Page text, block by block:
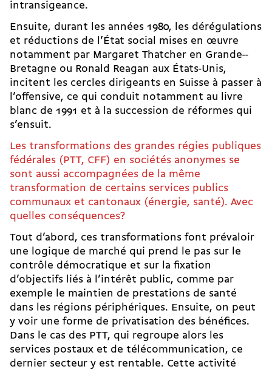
intransigeance.
Ensuite, durant les années 1980, les dérégulations
et réductions de l’État social mises en œuvre
notamment par Margaret Thatcher en Grande-­
Bretagne ou Ronald Reagan aux États-­Unis,
incitent les cercles dirigeants en Suisse à passer à
l’offensive, ce qui conduit notamment au livre
blanc de 1991 et à la succession de réformes qui
s’ensuit.
Les transformations des grandes régies publiques
fédérales (PTT, CFF) en sociétés anonymes se
sont aussi accompagnées de la même
transformation de certains services publics
communaux et cantonaux (énergie, santé). Avec
quelles conséquences?
Tout d’abord, ces transformations font prévaloir
une logique de marché qui prend le pas sur le
contrôle démocratique et sur la fixation
d’objectifs liés à l’intérêt public, comme par
exemple le maintien de prestations de santé
dans les régions périphériques. Ensuite, on peut
y voir une forme de privatisation des bénéfices.
Dans le cas des PTT, qui regroupe alors les
services postaux et de télécommunication, ce
dernier secteur y est rentable. Cette activité